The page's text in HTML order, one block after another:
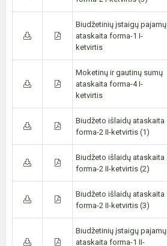
Biudžetinių įstaigų pajamų
ataskaita forma-1 I-
ketvirtis
Moketinų ir gautinų sumų
ataskaita forma-4 I-
ketvirtis
Biudžeto išlaidų ataskaita
forma-2 II-ketvirtis (1)
Biudžeto išlaidų ataskaita
forma-2 II-ketvirtis (2)
Biudžeto išlaidų ataskaita
forma-2 II-ketvirtis (3)
Biudžetinių įstaigų pajamų
ataskaita forma-1 II-